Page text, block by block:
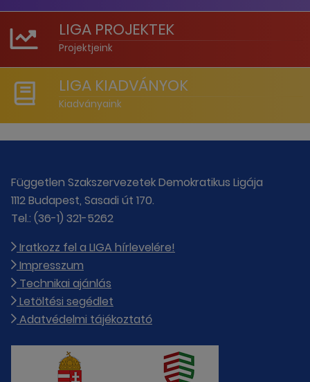
LIGA PROJEKTEK
Projektjeink
LIGA KIADVÁNYOK
Kiadványaink
Független Szakszervezetek Demokratikus Ligája
1112 Budapest, Sasadi út 170.
Tel.: (36-1) 321-5262
Iratkozz fel a LIGA hírlevelére!
Impresszum
Technikai ajánlás
Letöltési segédlet
Adatvédelmi tájékoztató